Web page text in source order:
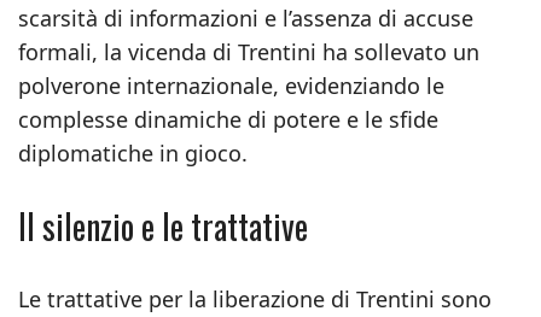
scarsità di informazioni e l’assenza di accuse
formali, la vicenda di Trentini ha sollevato un
polverone internazionale, evidenziando le
complesse dinamiche di potere e le sfide
diplomatiche in gioco.
Il silenzio e le trattative
Le trattative per la liberazione di Trentini sono